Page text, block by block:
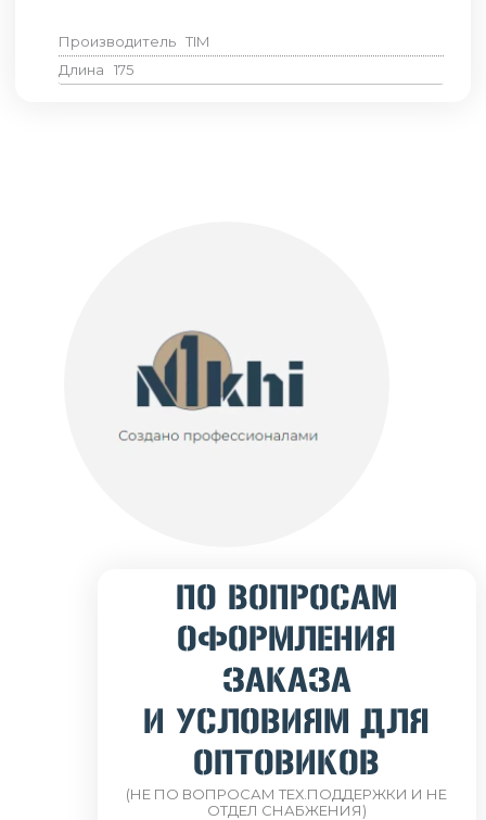
Производитель TIM
Длина
175
ПО ВОПРОСАМ
ОФОРМЛЕНИЯ
ЗАКАЗА
И УСЛОВИЯМ ДЛЯ
ОПТОВИКОВ
(НЕ ПО ВОПРОСАМ ТЕХ.ПОДДЕРЖКИ И НЕ
ОТДЕЛ СНАБЖЕНИЯ)